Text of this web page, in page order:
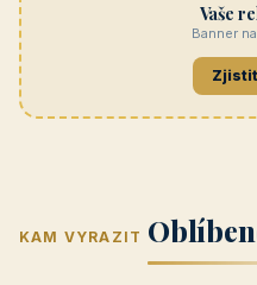
Vaše
Banner
KAM VYRAZIT
(Jihomoravský
kraj)
Zlínský kraj
Karlovarský